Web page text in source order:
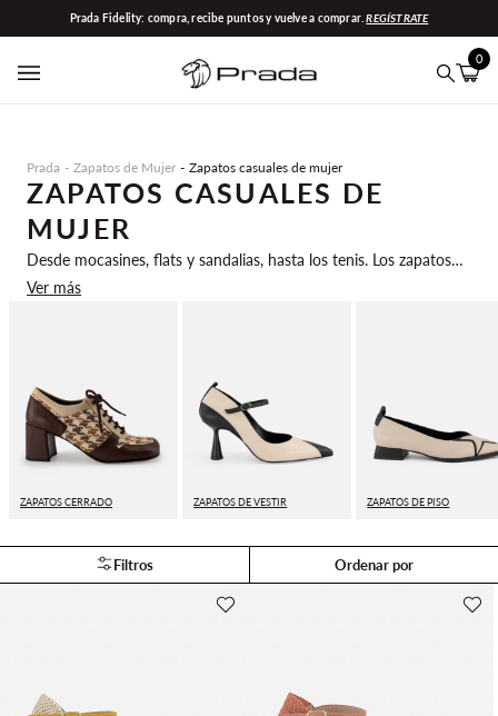
contenido
Prada Fidelity: compra, recibe puntos y vuelve a comprar.REGÍSTRATE
0
Prada Zapatos de Mujer Zapatos casuales de mujer
ZAPATOS CASUALES DE
MUJER
Desde mocasines, flats y sandalias, hasta los tenis. Los zapatos
casuales son ese acompañante que está presente en cualquier
Ver más
ZAPATOS CERRADO ZAPATOS DE VESTIR ZAPATOS DE PISO
Filtros Ordenar por